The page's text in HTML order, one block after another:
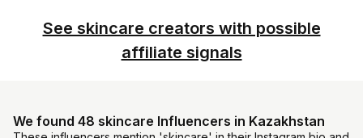
See skincare creators with possible
affiliate signals
We found 48 skincare Influencers in Kazakhstan